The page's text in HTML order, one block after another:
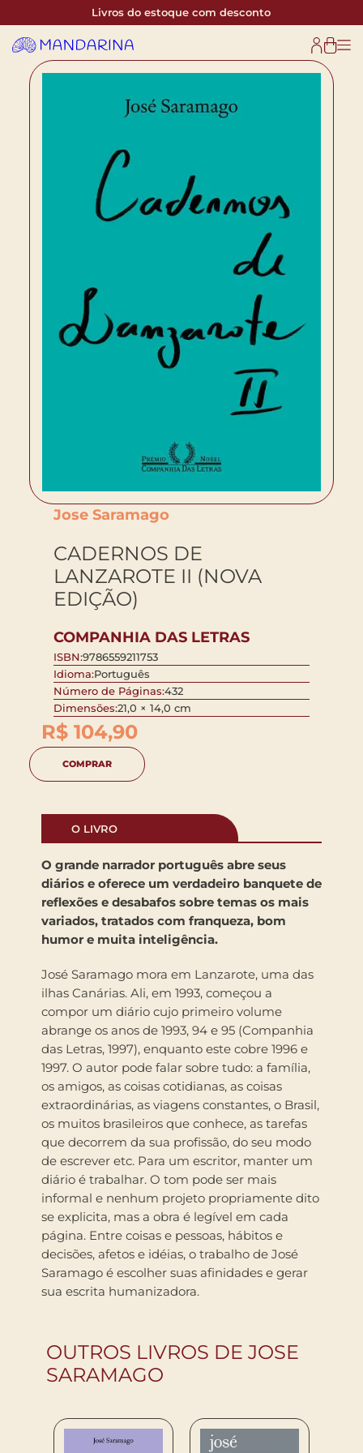
Livros do estoque com desconto
Jose Saramago
CADERNOS DE
LANZAROTE II (NOVA
EDIÇÃO)
COMPANHIA DAS LETRAS
ISBN:9786559211753
Idioma:Português
Número de Páginas:432
Dimensões:21,0 × 14,0 cm
R$ 104,90
COMPRAR
O LIVRO
O grande narrador português abre seus
diários e oferece um verdadeiro banquete de
reflexões e desabafos sobre temas os mais
variados, tratados com franqueza, bom
humor e muita inteligência.
José Saramago mora em Lanzarote, uma das
ilhas Canárias. Ali, em 1993, começou a
compor um diário cujo primeiro volume
abrange os anos de 1993, 94 e 95 (Companhia
das Letras, 1997), enquanto este cobre 1996 e
1997. O autor pode falar sobre tudo: a família,
os amigos, as coisas cotidianas, as coisas
extraordinárias, as viagens constantes, o Brasil,
os muitos brasileiros que conhece, as tarefas
que decorrem da sua profissão, do seu modo
de escrever etc. Para um escritor, manter um
diário é trabalhar. O tom pode ser mais
informal e nenhum projeto propriamente dito
se explicita, mas a obra é legível em cada
página. Entre coisas e pessoas, hábitos e
decisões, afetos e idéias, o trabalho de José
Saramago é escolher suas afinidades e gerar
sua escrita humanizadora.
OUTROS LIVROS DE JOSE
SARAMAGO